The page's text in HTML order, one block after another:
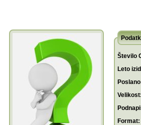
Število
Leto
Format: